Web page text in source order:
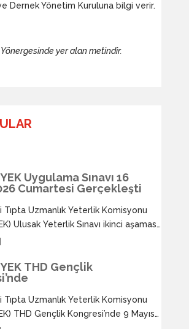
Dernek Yönetim Kuruluna bilgi verir.
Yönergesinde yer alan metindir.
Uygulama Sınavı 16
Cumartesi Gerçekleşti
Uzmanlık Yeterlik Komisyonu
Ulusak Yeterlik Sınavı ikinci aşaması
Sınavı’nı 16 Mayıs 2026 Cumartesi
yer alan Hacettepe
Eğitimi ve Bilişimi Anabilim Dalı’nın
saat 10.00’da gerçekleştirmiştir.
sağlayan yedi (7) adayın süreçleri
THD Gençlik
Uzmanlık Yeterlik Komisyonu
THD Gençlik Kongresi’nde 9 Mayıs